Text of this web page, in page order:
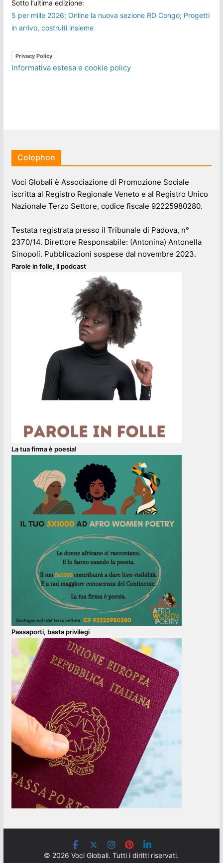
Sotto l’ultima edizione:
5 per mille 2026; Online la nuova sezione RD Congo; Progetti
in arrivo, costruiti insieme
Privacy Policy
Informativa estesa e cookie policy
Colophon
Voci Globali è Associazione di Promozione Sociale
iscritta al Registro Regionale Veneto e al Registro Unico
Nazionale Terzo Settore, codice fiscale 92225980280.
Testata registrata presso il Tribunale di Padova, n°
2370/14. Direttore Responsabile: (Antonina) Antonella
Sinopoli. Pubblicazioni sospese dal novembre 2023.
Parole in folle, il podcast
La tua firma è poesia!
Passaporti, basta privilegi
© 2026 Voci Globali. Tutti i diritti riservati.